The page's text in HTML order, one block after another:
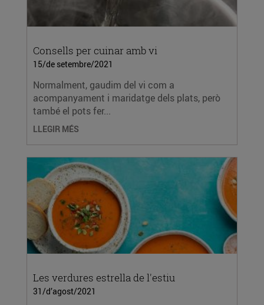
Consells per cuinar amb vi
15/de setembre/2021
Normalment, gaudim del vi com a
acompanyament i maridatge dels plats, però
també el pots fer...
LLEGIR MÉS
Les verdures estrella de l'estiu
31/d’agost/2021